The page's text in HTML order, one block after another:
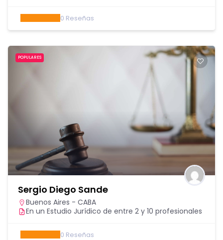
0 Reseñas
POPULARES
Sergio Diego Sande
Buenos Aires - CABA
En un Estudio Jurídico de entre 2 y 10 profesionales
0 Reseñas